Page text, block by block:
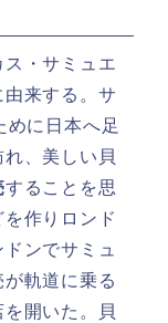
・サミュエ
来する。サ
めに日本へ足
、美しい貝
することを思
作りロンド
ンでサミュ
軌道に乗る
開いた。貝